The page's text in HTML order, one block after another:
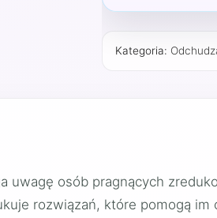
Kategoria:
osób pragnących
rozwiązań, które pomogą